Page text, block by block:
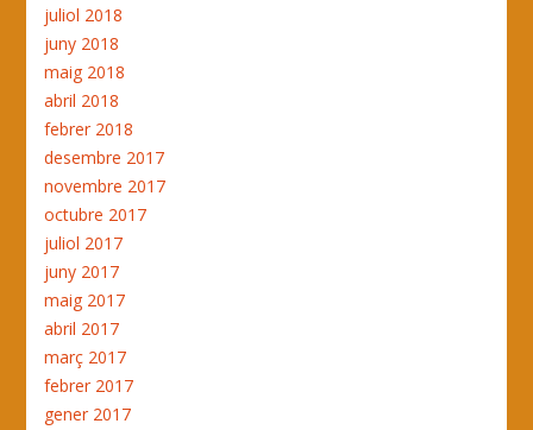
juliol 2018
juny 2018
maig 2018
abril 2018
febrer 2018
desembre 2017
novembre 2017
octubre 2017
juliol 2017
juny 2017
maig 2017
abril 2017
març 2017
febrer 2017
gener 2017